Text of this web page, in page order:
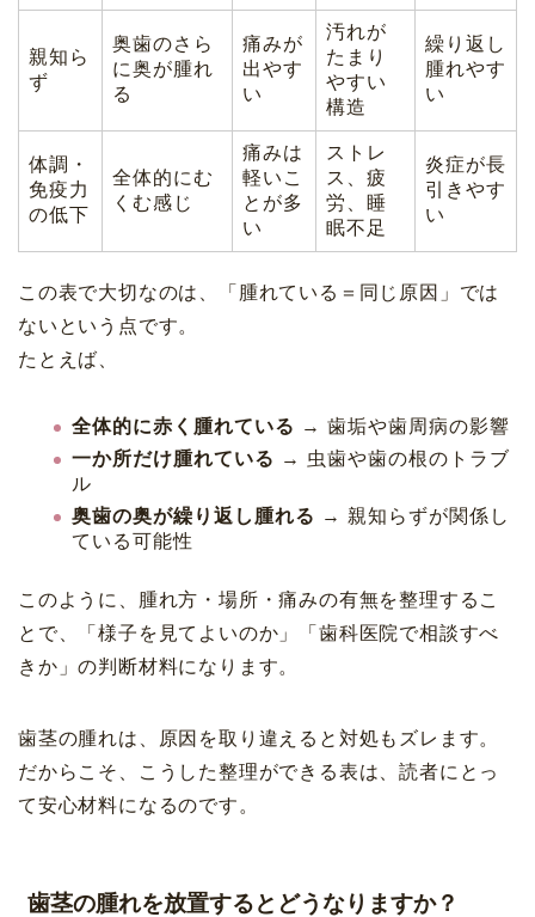
親知ら
ず
奥歯のさら
に奥が腫れ
る
痛みが
出やす
い
汚れが
たまり
やすい
構造
繰り返し
腫れやす
い
体調・
免疫力
の低下
全体的にむ
くむ感じ
痛みは
軽いこ
とが多
い
ストレ
ス、疲
労、睡
眠不足
炎症が長
引きやす
い
この表で大切なのは、「腫れている＝同じ原因」では
ないという点です。
たとえば、
全体的に赤く腫れている → 歯垢や歯周病の影響
一か所だけ腫れている → 虫歯や歯の根のトラブ
ル
奥歯の奥が繰り返し腫れる → 親知らずが関係し
ている可能性
このように、腫れ方・場所・痛みの有無を整理するこ
とで、「様子を見てよいのか」「歯科医院で相談すべ
きか」の判断材料になります。
歯茎の腫れは、原因を取り違えると対処もズレます。
だからこそ、こうした整理ができる表は、読者にとっ
て安心材料になるのです。
歯茎の腫れを放置するとどうなりますか？